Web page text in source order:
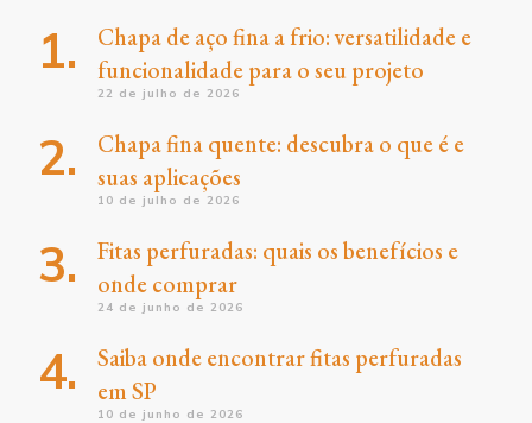
Chapa de aço fina a frio: versatilidade e
funcionalidade para o seu projeto
22 de julho de 2026
Chapa fina quente: descubra o que é e
suas aplicações
10 de julho de 2026
Fitas perfuradas: quais os benefícios e
onde comprar
24 de junho de 2026
Saiba onde encontrar fitas perfuradas
em SP
10 de junho de 2026